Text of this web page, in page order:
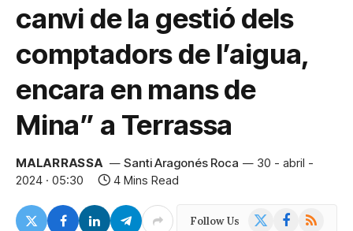
canvi de la gestió dels
comptadors de l’aigua,
encara en mans de
Mina” a Terrassa
MALARRASSA Santi Aragonés Roca
30 - abril -
2024 · 05:30
4 Mins Read
Follow Us Facebook
RSS